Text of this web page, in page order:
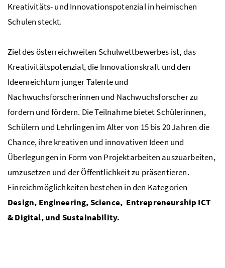
Kreativitäts- und Innovationspotenzial in heimischen
Schulen steckt.
Ziel des österreichweiten Schulwettbewerbes ist, das
Kreativitätspotenzial, die Innovationskraft und den
Ideenreichtum junger Talente und
Nachwuchsforscherinnen und Nachwuchsforscher zu
fordern und fördern. Die Teilnahme bietet Schülerinnen,
Schülern und Lehrlingen im Alter von 15 bis 20 Jahren die
Chance, ihre kreativen und innovativen Ideen und
Überlegungen in Form von Projektarbeiten auszuarbeiten,
umzusetzen und der Öffentlichkeit zu präsentieren.
Einreichmöglichkeiten bestehen in den Kategorien
Design, Engineering, Science, Entrepreneurship ICT
& Digital, und Sustainability.